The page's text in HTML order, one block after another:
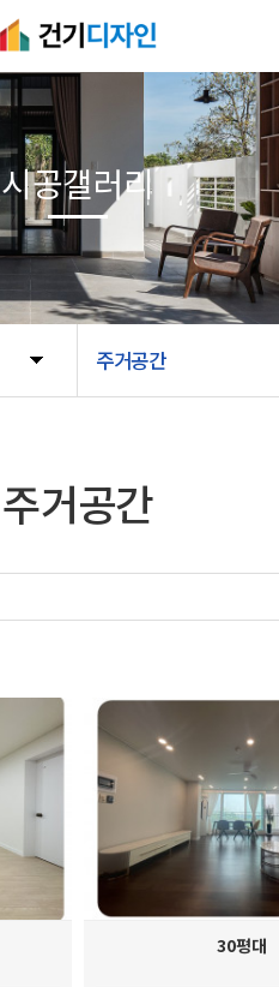
주거공간
시공갤러리
주거공간
30평대